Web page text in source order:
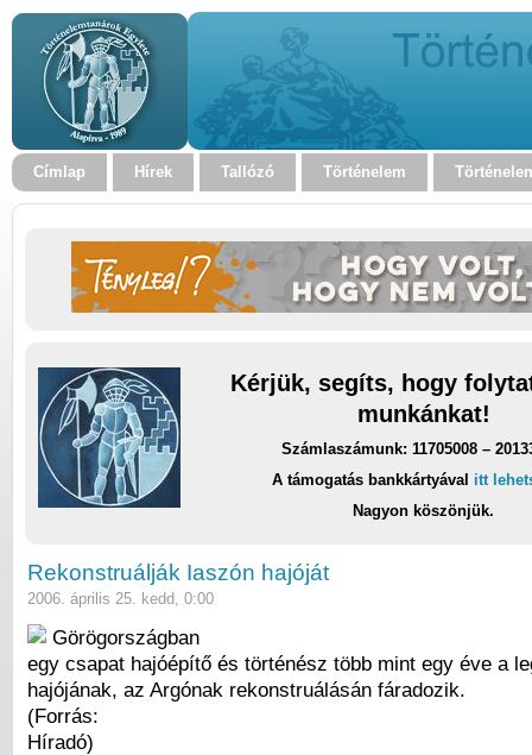
Címlap Hírek Tallózó Történelem
Kérjük, segíts, hogy
munkánkat!
Számlaszámunk: 11705008 –
A támogatás bankkártyával itt
Nagyon köszönjük.
Rekonstruálják Iaszón hajóját
2006. április 25. kedd, 0:00
Görögországban
egy csapat hajóépítő és történész több mint egy éve a
hajójának, az Argónak rekonstruálásán fáradozik.
(Forrás:
Híradó)